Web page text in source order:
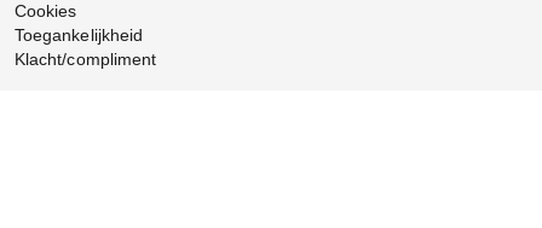
Cookies
Toegankelijkheid
Klacht/compliment